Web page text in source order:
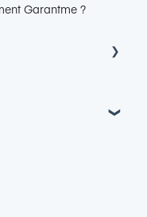
Garantme ?